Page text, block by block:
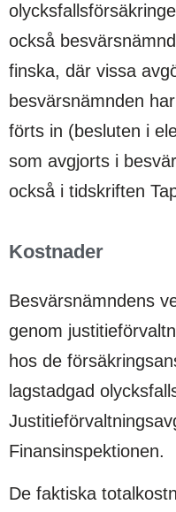
också
finska, där vissa
besvärsnämnden
förts in (besluten i
som avgjorts i
också i tidskriften
Kostnader
Besvärsnämndens
genom
hos de
lagstadgad
Finansinspektionen.
De faktiska